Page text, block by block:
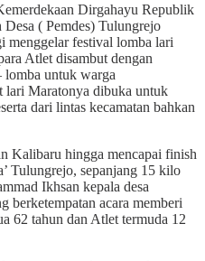
Dirgahayu Republik
( Pemdes) Tulungrejo
menggelar festival lomba lari
Atlet disambut dengan
lomba untuk warga
lari Maratonya dibuka untuk
dari lintas kecamatan bahkan
Kalibaru hingga mencapai finish
Tulungrejo, sepanjang 15 kilo
Ikhsan kepala desa
berketempatan acara memberi
62 tahun dan Atlet termuda 12